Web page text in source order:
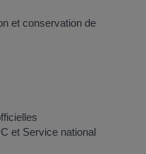
et conservation de
et Service national